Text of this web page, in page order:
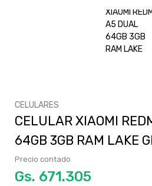
CELULARES
CELULAR XIAOMI
64GB 3GB RAM LAKE
Precio contado
Gs.